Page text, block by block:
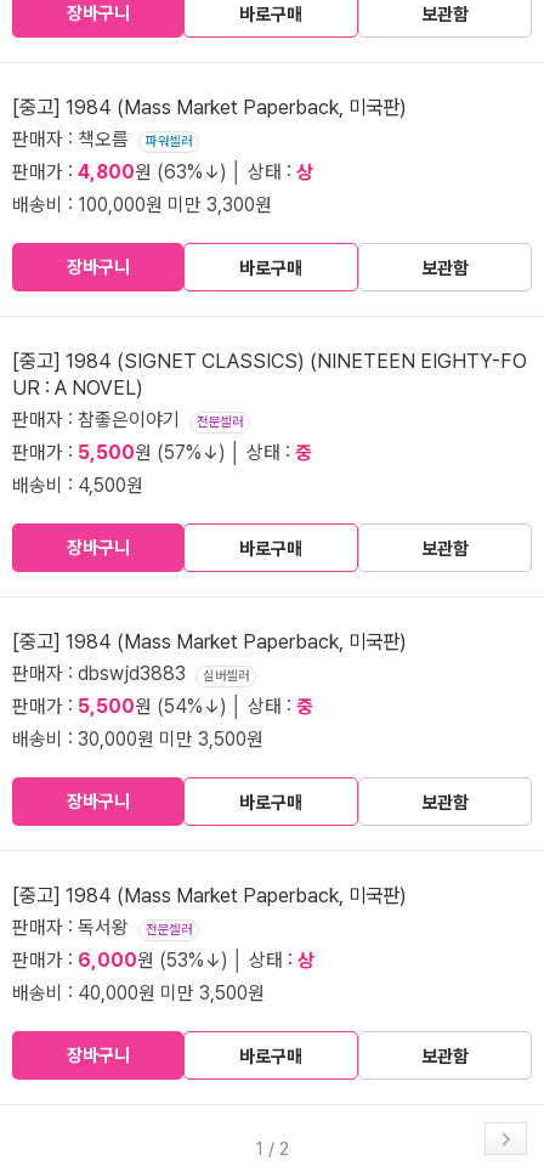
장바구니 바로구매 보관함
[중고] 1984 (Mass Market Paperback, 미국판)
판매자 : 책오름 파워셀러
판매가 : 4,800원 (63%↓) │ 상태 : 상
배송비 : 100,000원 미만 3,300원
장바구니 바로구매 보관함
[중고] 1984 (SIGNET CLASSICS) (NINETEEN EIGHTY-FO
UR : A NOVEL)
판매자 : 참좋은이야기 전문셀러
판매가 : 5,500원 (57%↓) │ 상태 : 중
배송비 : 4,500원
장바구니 바로구매 보관함
[중고] 1984 (Mass Market Paperback, 미국판)
판매자 : dbswjd3883 실버셀러
판매가 : 5,500원 (54%↓) │ 상태 : 중
배송비 : 30,000원 미만 3,500원
장바구니 바로구매 보관함
[중고] 1984 (Mass Market Paperback, 미국판)
판매자 : 독서왕 전문셀러
판매가 : 6,000원 (53%↓) │ 상태 : 상
배송비 : 40,000원 미만 3,500원
장바구니 바로구매 보관함
1 / 2